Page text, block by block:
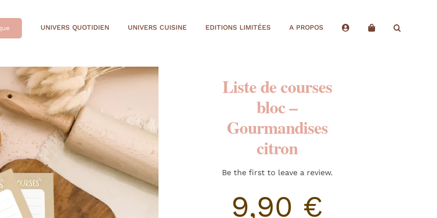
UNIVERS QUOTIDIEN UNIVERS CUISINE EDITIONS LIMITÉES A PROPOS
Liste de courses
bloc –
Gourmandises
citron
Be the first to leave a review.
9,90 €